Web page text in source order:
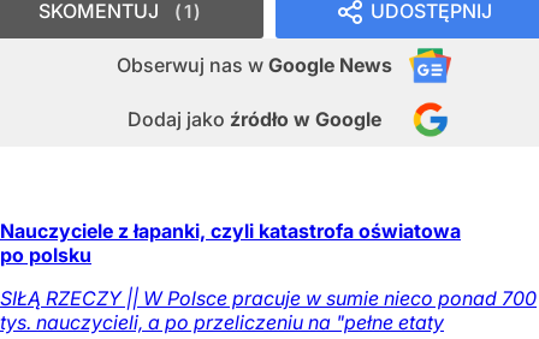
UDOSTĘPNIJ
Obserwuj nas w Google News
Dodaj jako źródło w Google
SKOMENTUJ 1
Nauczyciele z łapanki, czyli katastrofa oświatowa
po polsku
SIŁĄ RZECZY || W Polsce pracuje w sumie nieco ponad 700
tys. nauczycieli, a po przeliczeniu na "pełne etaty